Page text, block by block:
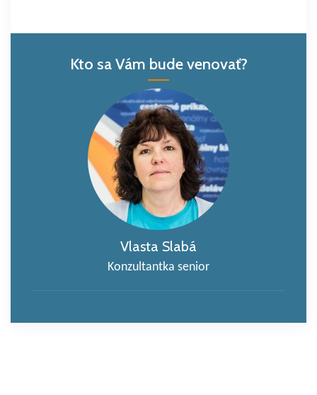
Kto sa Vám bude venovať?
Vlasta Slabá
Konzultantka senior